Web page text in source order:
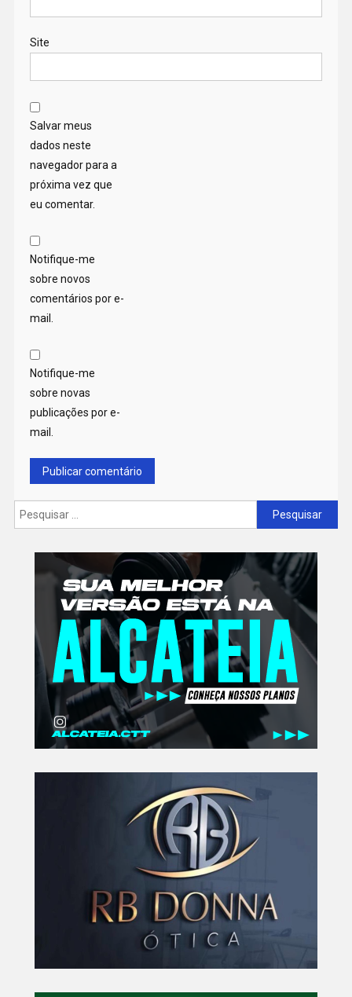
Site
Salvar meus
dados neste
navegador para a
próxima vez que
eu comentar.
Notifique-me
sobre novos
comentários por e-
mail.
Notifique-me
sobre novas
publicações por e-
mail.
Pesquisar
por: